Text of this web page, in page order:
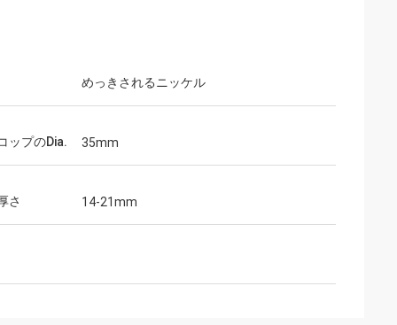
ウェンディー
めっきされるニッケル
ップのDia. 35mm
さ 14-21mm